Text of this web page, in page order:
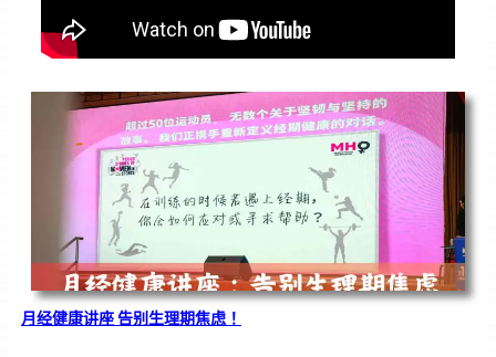
月经健康讲座 告别生理期焦虑！